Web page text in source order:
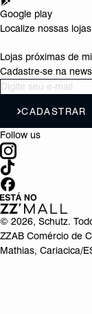
Google play
Localize nossas lojas
Lojas próximas de
Cadastre-se na
CADASTRAR
Follow us
© 2026, Schutz.
ZZAB Comércio de
Mathias, Cariacica/